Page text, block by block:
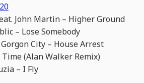
John Martin – Higher Ground
– Lose Somebody
Gorgon City – House Arrest
(Alan Walker Remix)
– I Fly